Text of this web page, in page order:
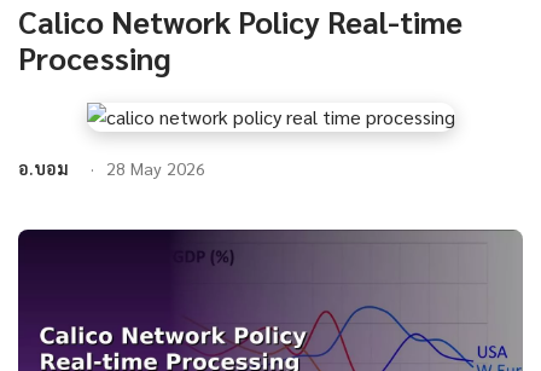
Calico Network Policy Real-time
Processing
อ.บอม 28 May 2026